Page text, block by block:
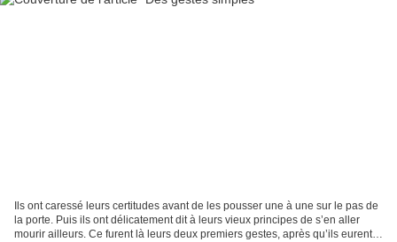
Ils ont caressé leurs certitudes avant de les pousser une à une sur le pas de
la porte. Puis ils ont délicatement dit à leurs vieux principes de s’en aller
mourir ailleurs. Ce furent là leurs deux premiers gestes, après qu’ils eurent